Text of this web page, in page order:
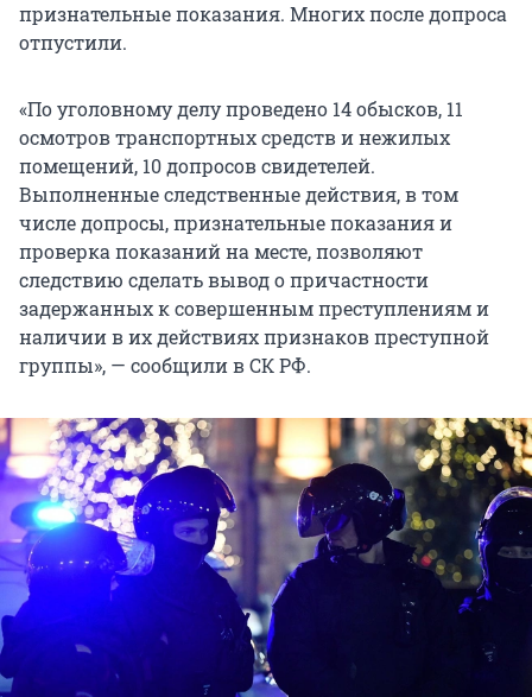
признательные показания. Многих после допроса
отпустили.
«По уголовному делу проведено 14 обысков, 11
осмотров транспортных средств и нежилых
помещений, 10 допросов свидетелей.
Выполненные следственные действия, в том
числе допросы, признательные показания и
проверка показаний на месте, позволяют
следствию сделать вывод о причастности
задержанных к совершенным преступлениям и
наличии в их действиях признаков преступной
группы», — сообщили в СК РФ.